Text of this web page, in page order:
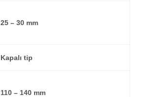
25 – 30 mm
Kapalı tip
110 – 140 mm